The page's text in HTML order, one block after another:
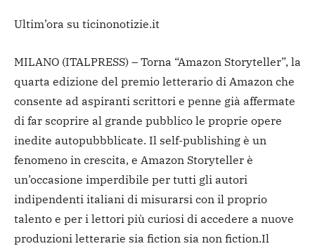
Ultim’ora su ticinonotizie.it
MILANO (ITALPRESS) – Torna “Amazon Storyteller”, la
quarta edizione del premio letterario di Amazon che
consente ad aspiranti scrittori e penne già affermate
di far scoprire al grande pubblico le proprie opere
inedite autopubbblicate. Il self-publishing è un
fenomeno in crescita, e Amazon Storyteller è
un’occasione imperdibile per tutti gli autori
indipendenti italiani di misurarsi con il proprio
talento e per i lettori più curiosi di accedere a nuove
produzioni letterarie sia fiction sia non fiction.Il